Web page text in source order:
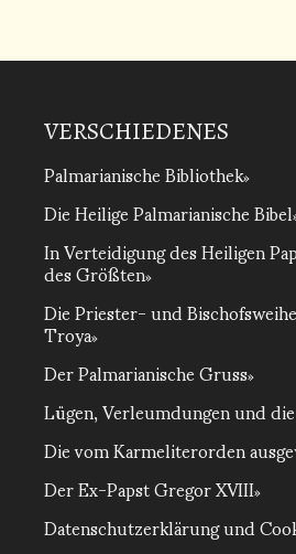
VERSCHIEDENES
Palmarianische Bibliothek
Die Heilige Palmarianische Bibel
In Verteidigung des Heiligen
des Größten
Die Priester- und
Troya
Der Palmarianische Gruss
Lügen, Verleumdungen und
Die vom Karmeliterorden
Der Ex-Papst Gregor XVIII
Datenschutzerklärung und